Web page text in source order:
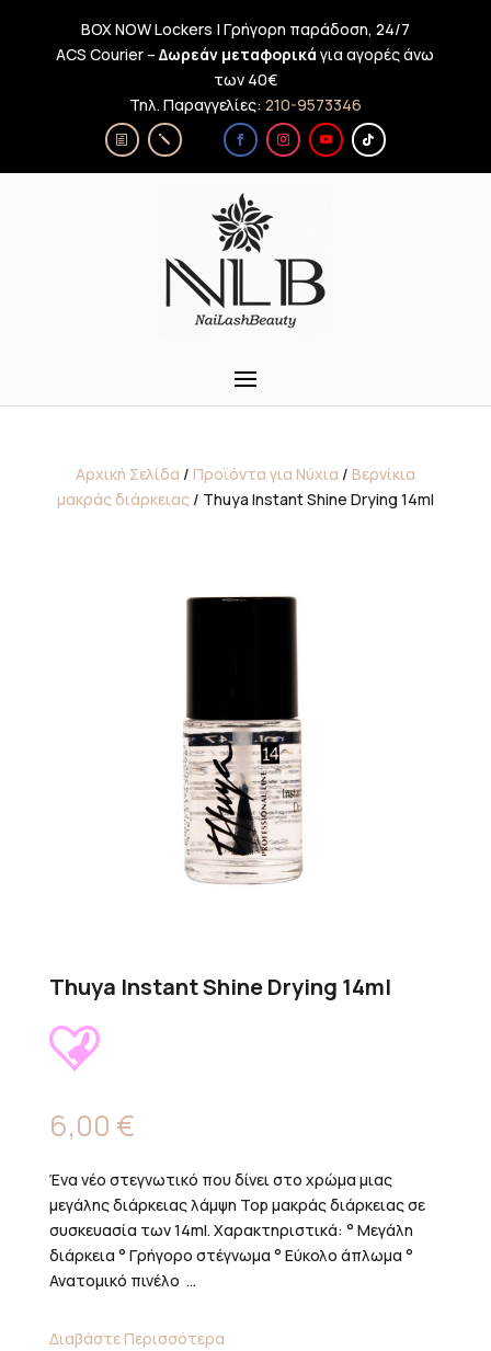
BOX NOW Lockers | Γρήγορη παράδοση, 24/7
ACS Courier –Δωρεάν μεταφορικά για αγορές άνω
των 40€
Τηλ. Παραγγελίες: 210-9573346
Αρχική Σελίδα / Προϊόντα για Νύχια / Βερνίκια
μακράς διάρκειας/ Thuya Instant Shine Drying 14ml
Thuya Instant Shine Drying 14ml
6,00 €
Ένα νέο στεγνωτικό που δίνει στο χρώμα μιας
μεγάλης διάρκειας λάμψη Top μακράς διάρκειας σε
συσκευασία των 14ml. Χαρακτηριστικά: ° Μεγάλη
διάρκεια ° Γρήγορο στέγνωμα ° Εύκολο άπλωμα °
Ανατομικό πινέλο ...
Διαβάστε Περισσότερα